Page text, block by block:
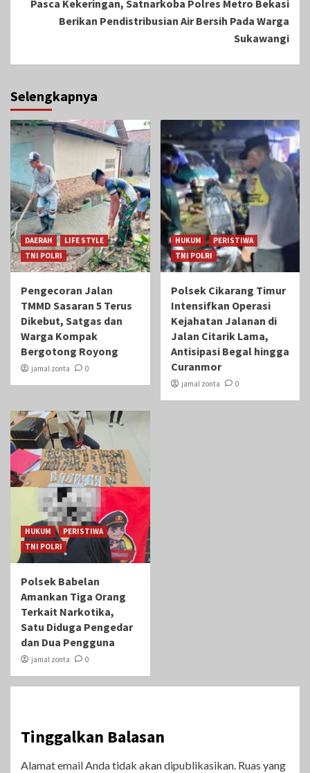
Pasca Kekeringan, Satnarkoba Polres Metro Bekasi
Berikan Pendistribusian Air Bersih Pada Warga
Sukawangi
Selengkapnya
DAERAH
LIFE STYLE
TNI POLRI
Pengecoran Jalan
TMMD Sasaran 5 Terus
Dikebut, Satgas dan
Warga Kompak
Bergotong Royong
jamal zonta 0
HUKUM
PERISTIWA
TNI POLRI
Polsek Cikarang Timur
Intensifkan Operasi
Kejahatan Jalanan di
Jalan Citarik Lama,
Antisipasi Begal hingga
Curanmor
jamal zonta 0
HUKUM
PERISTIWA
TNI POLRI
Polsek Babelan
Amankan Tiga Orang
Terkait Narkotika,
Satu Diduga Pengedar
dan Dua Pengguna
jamal zonta 0
Tinggalkan Balasan
Alamat email Anda tidak akan dipublikasikan. Ruas yang